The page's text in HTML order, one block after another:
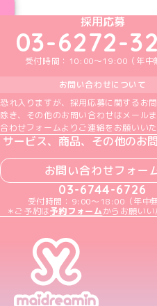
めいどりーみ
めいど
め
採用応募
03-6272-
受付時間：10:00～19:00（年中
お問い合わせについて
恐れ入りますが、採用応募に関するお
除き、その他のお問い合わせはメール
合わせフォームよりご連絡をお願いいた
サービス、商品、その他のお
お問い合わせフォー
03-6744-6726
受付時間：9:00～18:00（年中無
＊ご予約は予約フォームからお願いい